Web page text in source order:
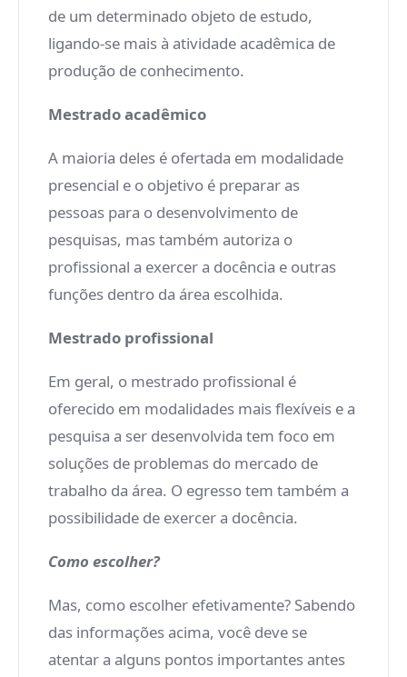
de um determinado objeto de estudo,
ligando-se mais à atividade acadêmica de
produção de conhecimento.
Mestrado acadêmico
A maioria deles é ofertada em modalidade
presencial e o objetivo é preparar as
pessoas para o desenvolvimento de
pesquisas, mas também autoriza o
profissional a exercer a docência e outras
funções dentro da área escolhida.
Mestrado profissional
Em geral, o mestrado profissional é
oferecido em modalidades mais flexíveis e a
pesquisa a ser desenvolvida tem foco em
soluções de problemas do mercado de
trabalho da área. O egresso tem também a
possibilidade de exercer a docência.
Como escolher?
Mas, como escolher efetivamente? Sabendo
das informações acima, você deve se
atentar a alguns pontos importantes antes